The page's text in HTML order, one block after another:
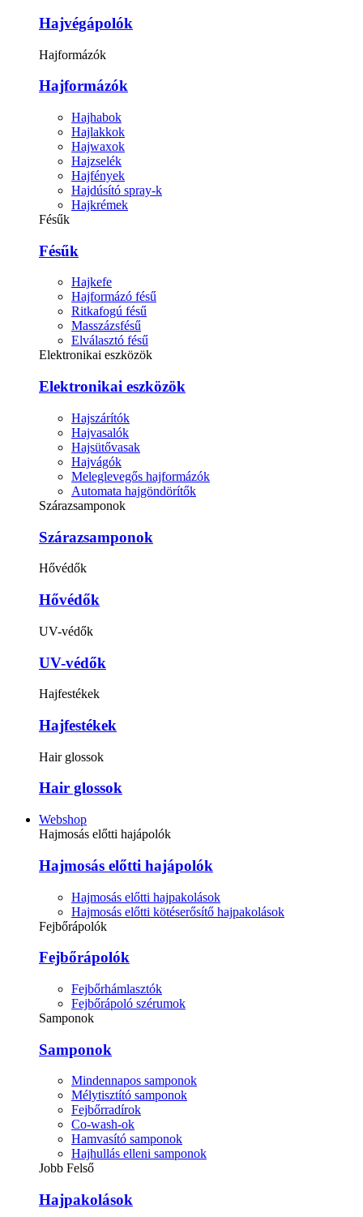
Hajvégápolók
Hajformázók
Hajformázók
Hajhabok
Hajlakkok
Hajwaxok
Hajzselék
Hajfények
Hajdúsító spray-k
Hajkrémek
Fésűk
Fésűk
Hajkefe
Hajformázó fésű
Ritkafogú fésű
Masszázsfésű
Elválasztó fésű
Elektronikai eszközök
Elektronikai eszközök
Hajszárítók
Hajvasalók
Hajsütővasak
Hajvágók
Meleglevegős hajformázók
Automata hajgöndörítők
Szárazsamponok
Szárazsamponok
Hővédők
Hővédők
UV-védők
UV-védők
Hajfestékek
Hajfestékek
Hair glossok
Hair glossok
Webshop
Hajmosás előtti hajápolók
Hajmosás előtti hajápolók
Hajmosás előtti hajpakolások
Hajmosás előtti kötéserősítő hajpakolások
Fejbőrápolók
Fejbőrápolók
Fejbőrhámlasztók
Fejbőrápoló szérumok
Samponok
Samponok
Mindennapos samponok
Mélytisztító samponok
Fejbőrradírok
Co-wash-ok
Hamvasító samponok
Hajhullás elleni samponok
Jobb Felső
Hajpakolások